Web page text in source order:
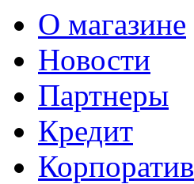
О магазине
Новости
Партнеры
Кредит
Корпоратив